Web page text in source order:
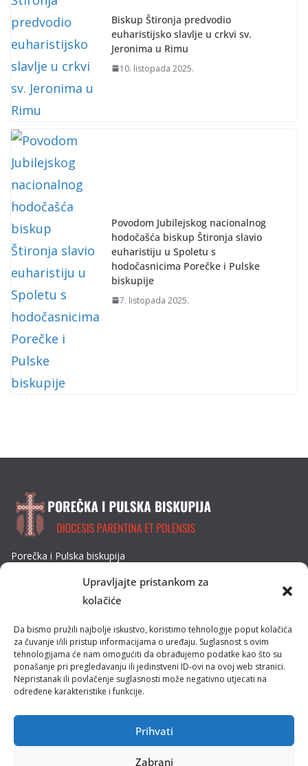
Upravljajte pristankom za
kolačiće
Da bismo pružili najbolje iskustvo, koristimo tehnologije poput kolačića
za čuvanje i/ili pristup informacijama o uređaju. Suglasnost s ovim
tehnologijama će nam omogućiti da obrađujemo podatke kao što su
ponašanje pri pregledavanju ili jedinstveni ID-ovi na ovoj web stranici.
Nepristanak ili povlačenje suglasnosti može negativno utjecati na
određene karakteristike i funkcije.
Prihvati
Zabrani
Biskup Štironja predvodio
euharistijsko slavlje u crkvi sv.
Jeronima u Rimu
10. listopada 2025.
Povodom Jubilejskog nacionalnog
hodočašća biskup Štironja slavio
euharistiju u Spoletu s
hodočasnicima Porečke i Pulske
biskupije
7. listopada 2025.
Porečka i Pulska biskupija
Tel: 052/432-064
E-mail: biskupija@ppb.hr
Kultura i tradicija
Misije
Pastoral obitelji